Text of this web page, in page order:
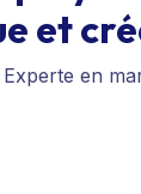
et
en